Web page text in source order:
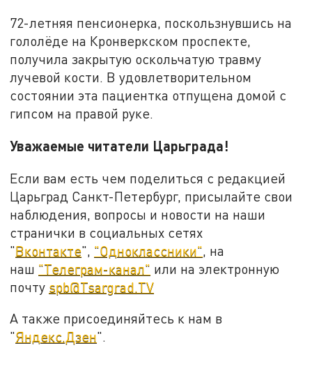
72-летняя пенсионерка, поскользнувшись на
гололёде на Кронверкском проспекте,
получила закрытую оскольчатую травму
лучевой кости. В удовлетворительном
состоянии эта пациентка отпущена домой с
гипсом на правой руке.
Уважаемые читатели Царьграда!
Если вам есть чем поделиться с редакцией
Царьград Санкт-Петербург, присылайте свои
наблюдения, вопросы и новости на наши
странички в социальных сетях
"Вконтакте", "Одноклассники" , на
наш "Телеграм-канал" или на электронную
почту spb@Tsargrad.TV
А также присоединяйтесь к нам в
"Яндекс.Дзен".